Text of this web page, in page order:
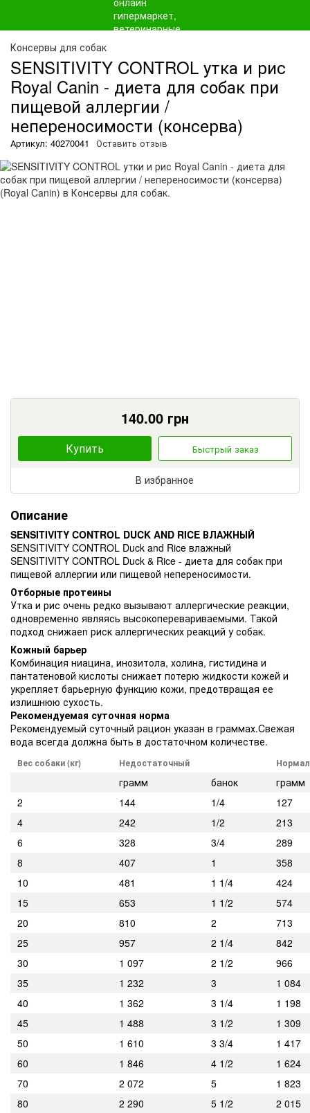
Консервы для собак
SENSITIVITY CONTROL утка и рис
Royal Canin - диета для собак при
пищевой аллергии /
непереносимости (консерва)
Артикул: 40270041 Оставить отзыв
140.00 грн
Купить Быстрый заказ
В избранное
Описание
SENSITIVITY CONTROL DUCK AND RICE ВЛАЖНЫЙ
SENSITIVITY CONTROL Duck and Rice влажный
SENSITIVITY CONTROL Duck & Rice - диета для собак при
пищевой аллергии или пищевой непереносимости.
Отборные протеины
Утка и рис очень редко вызывают аллергические реакции,
одновременно являясь высокоперевариваемыми. Такой
подход снижаеn риск аллергических реакций у собак.
Кожный барьер
Комбинация ниацина, инозитола, холина, гистидина и
пантатеновой кислоты снижает потерю жидкости кожей и
укрепляет барьерную функцию кожи, предотвращая ее
излишнюю сухость.
Рекомендуемая суточная норма
Рекомендуемый суточный рацион указан в граммах.Cвежая
вода всегда должна быть в достаточном количестве.
Вес собаки(кг) Недостаточный
грамм банок
грамм
2
144 1/4
127
4
242 1/2
213
6
328 3/4
289
8
407 1
358
10
481 1 1/4
424
15
653 1 1/2
574
20
810 2
713
25
957 2 1/4
842
30
1 097 2 1/2
966
35
1 232 3
1 084
40
1 362 3 1/4
1 198
45
1 488 3 1/2
1 309
50
1 610 3 3/4
1 417
60
1 846 4 1/2
1 624
70
2 072 5
1 823
80
2 290 5 1/2
2 015